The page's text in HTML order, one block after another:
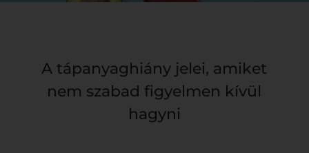
A tápanyaghiány jelei, amiket
nem szabad figyelmen kívül
hagyni